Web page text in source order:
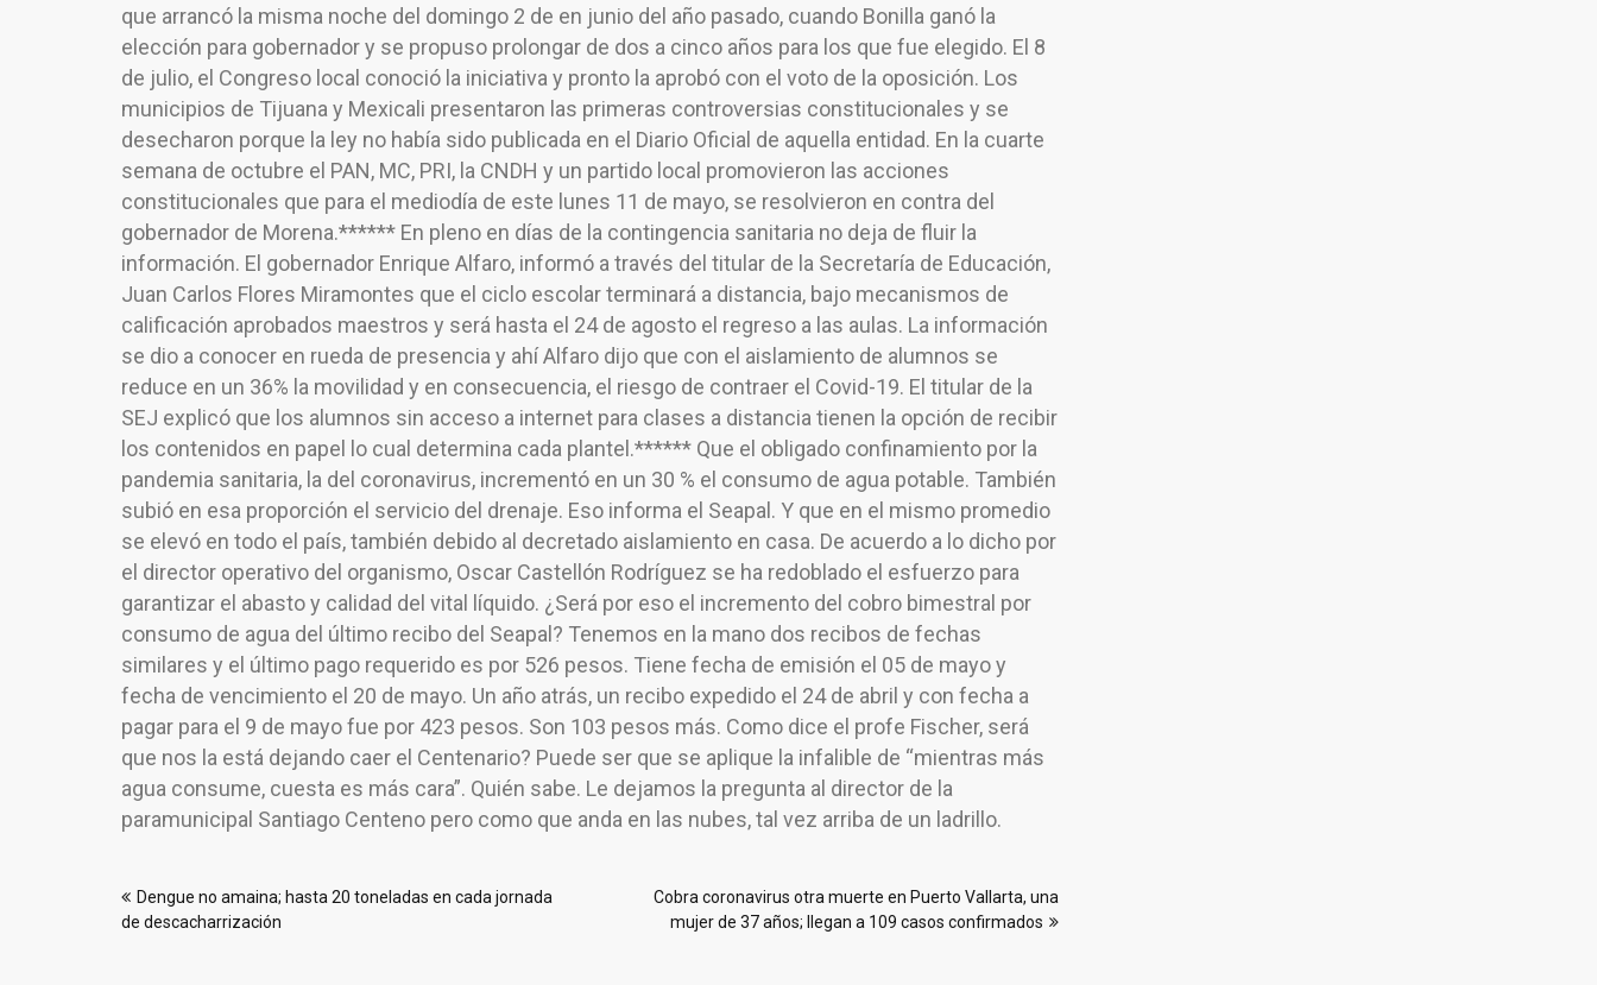
que arrancó la misma noche del domingo 2 de en junio del año pasado, cuando Bonilla ganó la
elección para gobernador y se propuso prolongar de dos a cinco años para los que fue elegido. El 8
de julio, el Congreso local conoció la iniciativa y pronto la aprobó con el voto de la oposición. Los
municipios de Tijuana y Mexicali presentaron las primeras controversias constitucionales y se
desecharon porque la ley no había sido publicada en el Diario Oficial de aquella entidad. En la cuarte
semana de octubre el PAN, MC, PRI, la CNDH y un partido local promovieron las acciones
constitucionales que para el mediodía de este lunes 11 de mayo, se resolvieron en contra del
gobernador de Morena.****** En pleno en días de la contingencia sanitaria no deja de fluir la
información. El gobernador Enrique Alfaro, informó a través del titular de la Secretaría de Educación,
Juan Carlos Flores Miramontes que el ciclo escolar terminará a distancia, bajo mecanismos de
calificación aprobados maestros y será hasta el 24 de agosto el regreso a las aulas. La información
se dio a conocer en rueda de presencia y ahí Alfaro dijo que con el aislamiento de alumnos se
reduce en un 36% la movilidad y en consecuencia, el riesgo de contraer el Covid-19. El titular de la
SEJ explicó que los alumnos sin acceso a internet para clases a distancia tienen la opción de recibir
los contenidos en papel lo cual determina cada plantel.****** Que el obligado confinamiento por la
pandemia sanitaria, la del coronavirus, incrementó en un 30 % el consumo de agua potable. También
subió en esa proporción el servicio del drenaje. Eso informa el Seapal. Y que en el mismo promedio
se elevó en todo el país, también debido al decretado aislamiento en casa. De acuerdo a lo dicho por
el director operativo del organismo, Oscar Castellón Rodríguez se ha redoblado el esfuerzo para
garantizar el abasto y calidad del vital líquido. ¿Será por eso el incremento del cobro bimestral por
consumo de agua del último recibo del Seapal? Tenemos en la mano dos recibos de fechas
similares y el último pago requerido es por 526 pesos. Tiene fecha de emisión el 05 de mayo y
fecha de vencimiento el 20 de mayo. Un año atrás, un recibo expedido el 24 de abril y con fecha a
pagar para el 9 de mayo fue por 423 pesos. Son 103 pesos más. Como dice el profe Fischer, será
que nos la está dejando caer el Centenario? Puede ser que se aplique la infalible de “mientras más
agua consume, cuesta es más cara”. Quién sabe. Le dejamos la pregunta al director de la
paramunicipal Santiago Centeno pero como que anda en las nubes, tal vez arriba de un ladrillo.
deDengue no amaina; hasta 20 toneladas en cada jornada
de descacharrización
Cobra coronavirus otra muerte en Puerto Vallarta, una
mujer de 37 años; llegan a 109 casos confirmados